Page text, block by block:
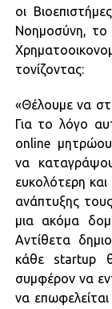
οι
Νοημοσύνη, το
τονίζοντας:
«Θέλουμε να
Για το λόγο
online μητρώου
να
ευκολότερη
ανάπτυξης
μια ακόμα
Αντίθετα
κάθε startup
συμφέρον να
να